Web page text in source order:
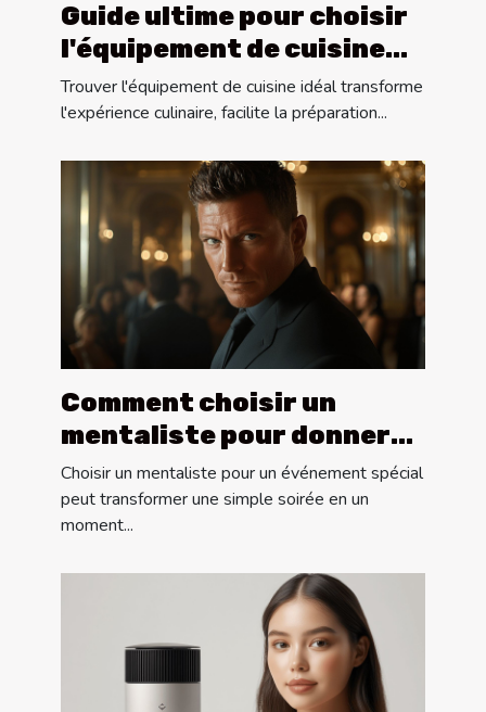
Guide ultime pour choisir
l'équipement de cuisine
idéal
Trouver l'équipement de cuisine idéal transforme
l'expérience culinaire, facilite la préparation...
Comment choisir un
mentaliste pour donner
vie à vos événements
spéciaux
Choisir un mentaliste pour un événement spécial
peut transformer une simple soirée en un
moment...